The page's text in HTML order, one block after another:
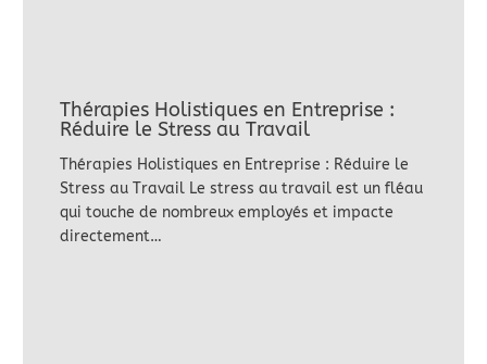
Thérapies Holistiques en Entreprise :
Réduire le Stress au Travail
Thérapies Holistiques en Entreprise : Réduire le
Stress au Travail Le stress au travail est un fléau
qui touche de nombreux employés et impacte
directement…